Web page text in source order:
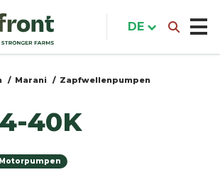
Marani Zapfwellenpumpen
40K
Motorpumpen
DE